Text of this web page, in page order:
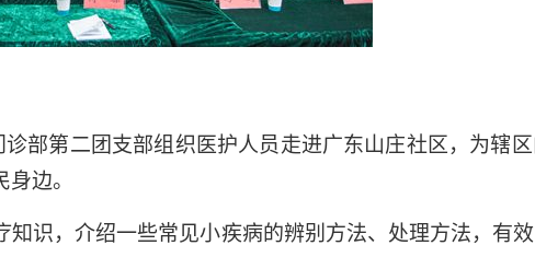
部第二团支部组织医护人员走进广东山庄社区，为辖
边。
识，介绍一些常见小疾病的辨别方法、处理方法，有